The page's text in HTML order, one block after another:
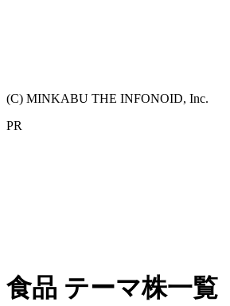
(C) MINKABU THE INFONOID, Inc.
PR
食品 テーマ株一覧